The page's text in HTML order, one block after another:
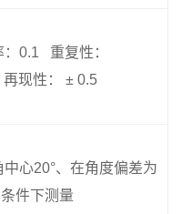
：0.1 重复性：
现性： ± 0.5
中心20°、在角度偏差为
件下测量